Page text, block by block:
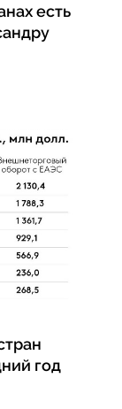
есть
год